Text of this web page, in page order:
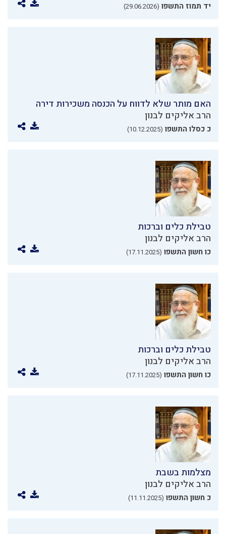
יד תמוז התשפו (29.06.2026)
האם מותר שלא לדווח על הכנסה משכירות דירה
הרב אליקים לבנון
כ כסלו התשפו (10.12.2025)
טבילת כלים וברכות
הרב אליקים לבנון
כו חשון התשפו (17.11.2025)
טבילת כלים וברכות
הרב אליקים לבנון
כו חשון התשפו (17.11.2025)
מצלמות בשבת
הרב אליקים לבנון
כ חשון התשפו (11.11.2025)